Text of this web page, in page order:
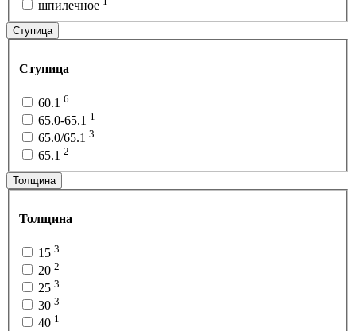
шпилечное
Ступица
Ступица
60.1 6
65.0-65.1 1
65.0/65.1 3
65.1 2
Толщина
Толщина
15 3
20 2
25 3
30 3
40 1